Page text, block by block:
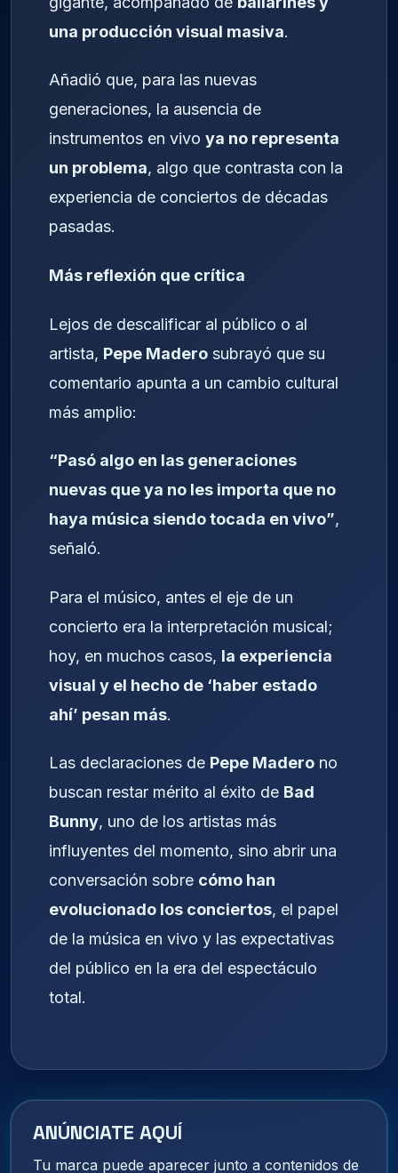
una producción visual masiva.
Añadió que, para las nuevas
generaciones, la ausencia de
instrumentos en vivo ya no representa
un problema, algo que contrasta con la
experiencia de conciertos de décadas
pasadas.
Más reflexión que crítica
Lejos de descalificar al público o al
artista, Pepe Madero subrayó que su
comentario apunta a un cambio cultural
más amplio:
“Pasó algo en las generaciones
nuevas que ya no les importa que no
haya música siendo tocada en vivo”,
señaló.
Para el músico, antes el eje de un
concierto era la interpretación musical;
hoy, en muchos casos, la experiencia
visual y el hecho de ‘haber estado
ahí’ pesan más.
Las declaraciones de Pepe Madero no
buscan restar mérito al éxito de Bad
Bunny, uno de los artistas más
influyentes del momento, sino abrir una
conversación sobre cómo han
evolucionado los conciertos, el papel
de la música en vivo y las expectativas
del público en la era del espectáculo
total.
ANÚNCIATE AQUÍ
Tu marca puede aparecer junto a contenidos de